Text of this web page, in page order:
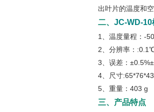
出叶片的温度和
二、 JC-WD-10
1、温度量程：-
2、分辨率：
3、误差：
4、尺寸
5、重量：403 g
三、产品特点